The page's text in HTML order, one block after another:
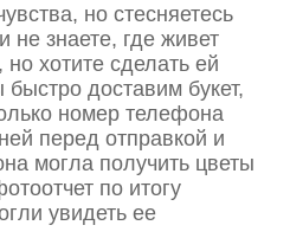
но стесняетесь
не знаете, где живет
хотите сделать ей
доставим букет,
номер телефона
перед отправкой и
могла получить цветы
по итогу
увидеть ее